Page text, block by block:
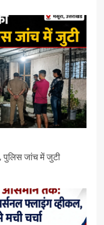
पुलिस जांच में जुटी